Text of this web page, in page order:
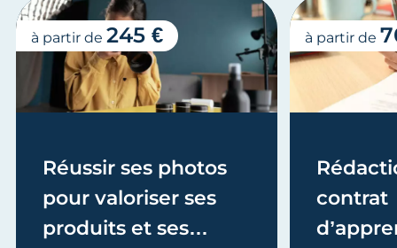
Réussir ses photos
pour valoriser ses
produits et ses
à partir de 245 €
contrat
à partir de